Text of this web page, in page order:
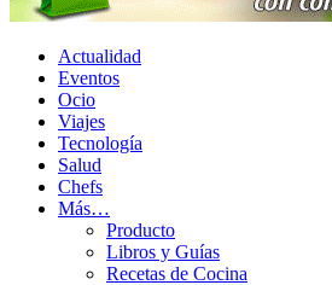
Actualidad
Eventos
Ocio
Viajes
Tecnología
Salud
Chefs
Más…
Producto
Libros y Guías
Recetas de Cocina